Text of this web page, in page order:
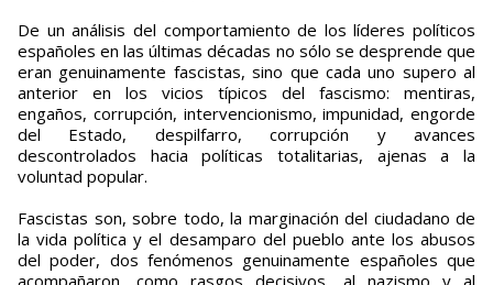
De un análisis del comportamiento de los líderes políticos
españoles en las últimas décadas no sólo se desprende que
eran genuinamente fascistas, sino que cada uno supero al
anterior en los vicios típicos del fascismo: mentiras,
engaños, corrupción, intervencionismo, impunidad, engorde
del Estado, despilfarro, corrupción y avances
descontrolados hacia políticas totalitarias, ajenas a la
voluntad popular.
Fascistas son, sobre todo, la marginación del ciudadano de
la vida política y el desamparo del pueblo ante los abusos
del poder, dos fenómenos genuinamente españoles que
acompañaron, como rasgos decisivos, al nazismo y al